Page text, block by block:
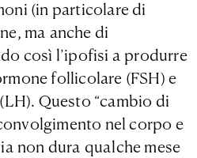
(in particolare di
ma anche di
così l’ipofisi a produrre
follicolare (FSH) e
Questo “cambio di
nel corpo e
non dura qualche mese